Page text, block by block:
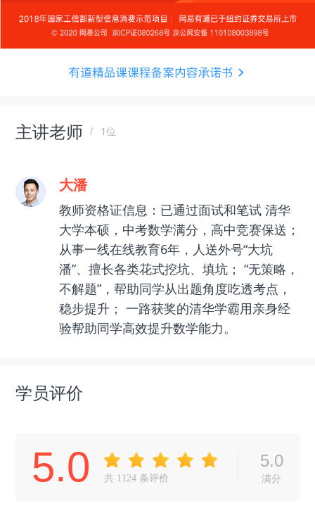
主讲老师 1位
大潘
教师资格证信息：已通过面试和笔试 清华
大学本硕，中考数学满分，高中竞赛保送；
从事一线在线教育6年，人送外号“大坑
潘”、擅长各类花式挖坑、填坑； “无策略，
不解题”，帮助同学从出题角度吃透考点，
稳步提升； 一路获奖的清华学霸用亲身经
验帮助同学高效提升数学能力。
学员评价
5.0 共 1124 条评价
5.0
满分